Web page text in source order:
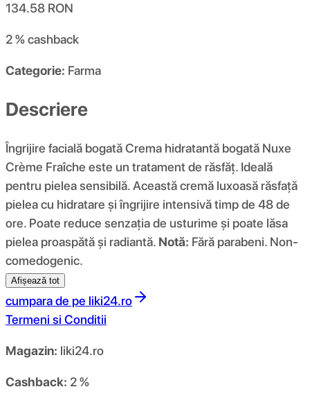
134.58 RON
2 %cashback
Categorie: Farma
Descriere
Îngrijire facială bogată Crema hidratantă bogată Nuxe
Crème Fraîche este un tratament de răsfăț. Ideală
pentru pielea sensibilă. Această cremă luxoasă răsfață
pielea cu hidratare și îngrijire intensivă timp de 48 de
ore. Poate reduce senzația de usturime și poate lăsa
pielea proaspătă și radiantă. Notă: Fără parabeni. Non-
comedogenic.
Afișează tot
cumpara de pe liki24.ro
Termeni si Conditii
Magazin: liki24.ro
Cashback: 2 %